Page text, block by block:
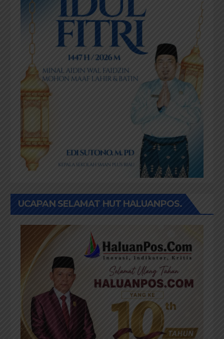
UCAPAN SELAMAT HUT HALUANPOS.